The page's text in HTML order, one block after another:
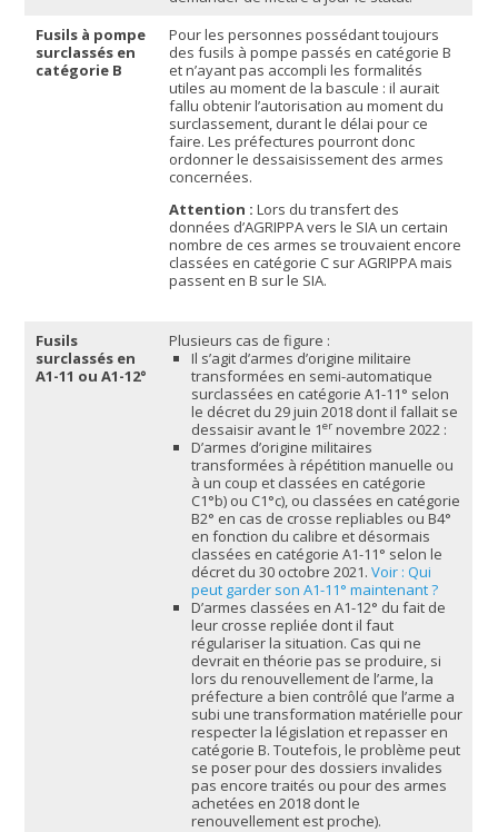
Fusils à pompe
surclassés en
catégorie B
Pour les personnes possédant toujours
des fusils à pompe passés en catégorie B
et n’ayant pas accompli les formalités
utiles au moment de la bascule : il aurait
fallu obtenir l’autorisation au moment du
surclassement, durant le délai pour ce
faire. Les préfectures pourront donc
ordonner le dessaisissement des armes
concernées.
Attention : Lors du transfert des
données d’AGRIPPA vers le SIA un certain
nombre de ces armes se trouvaient encore
classées en catégorie C sur AGRIPPA mais
passent en B sur le SIA.
Fusils
surclassés en
A1-11 ou A1-12°
Plusieurs cas de figure :
Il s’agit d’armes d’origine militaire
transformées en semi-automatique
surclassées en catégorie A1-11° selon
le décret du 29 juin 2018 dont il fallait se
dessaisir avant le 1ernovembre 2022 :
D’armes d’origine militaires
transformées à répétition manuelle ou
à un coup et classées en catégorie
C1°b) ou C1°c), ou classées en catégorie
B2° en cas de crosse repliables ou B4°
en fonction du calibre et désormais
classées en catégorie A1-11° selon le
décret du 30 octobre 2021. Voir : Qui
peut garder son A1-11° maintenant ?
D’armes classées en A1-12° du fait de
leur crosse repliée dont il faut
régulariser la situation. Cas qui ne
devrait en théorie pas se produire, si
lors du renouvellement de l’arme, la
préfecture a bien contrôlé que l’arme a
subi une transformation matérielle pour
respecter la législation et repasser en
catégorie B. Toutefois, le problème peut
se poser pour des dossiers invalides
pas encore traités ou pour des armes
achetées en 2018 dont le
renouvellement est proche).